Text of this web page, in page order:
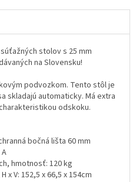
stolov s 25 mm
na Slovensku!
podvozkom. Tento stôl je
skladajú automaticky. Má extra
odskoku.
bočná lišta 60 mm
hmotnosť: 120 kg
x V: 152,5 x 66,5 x 154cm